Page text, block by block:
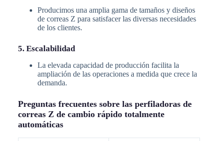
Producimos una amplia gama de tamaños y diseños
de correas Z para satisfacer las diversas necesidades
de los clientes.
5. Escalabilidad
La elevada capacidad de producción facilita la
ampliación de las operaciones a medida que crece la
demanda.
Preguntas frecuentes sobre las perfiladoras de
correas Z de cambio rápido totalmente
automáticas